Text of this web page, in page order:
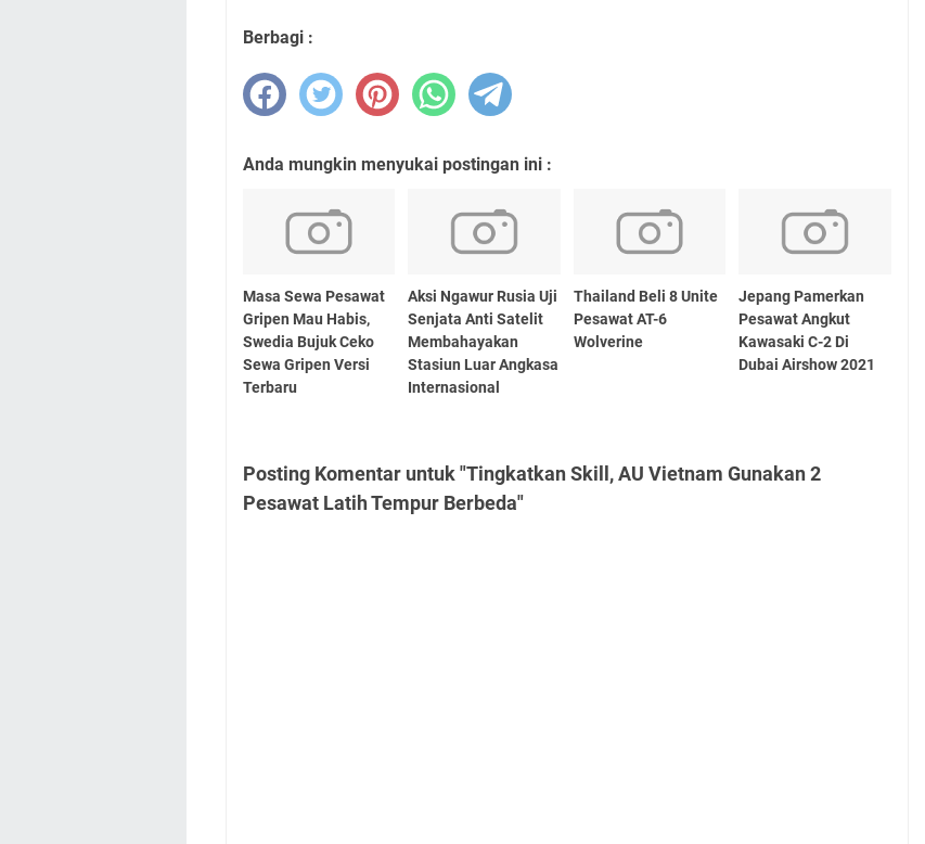
Berbagi :
Anda mungkin menyukai postingan ini :
Masa Sewa Pesawat
Gripen Mau Habis,
Swedia Bujuk Ceko
Sewa Gripen Versi
Terbaru
Aksi Ngawur Rusia Uji
Senjata Anti Satelit
Membahayakan
Stasiun Luar Angkasa
Internasional
Thailand Beli 8 Unite
Pesawat AT-6
Wolverine
Jepang Pamerkan
Pesawat Angkut
Kawasaki C-2 Di
Dubai Airshow 2021
Posting Komentar untuk "Tingkatkan Skill, AU Vietnam Gunakan 2
Pesawat Latih Tempur Berbeda"